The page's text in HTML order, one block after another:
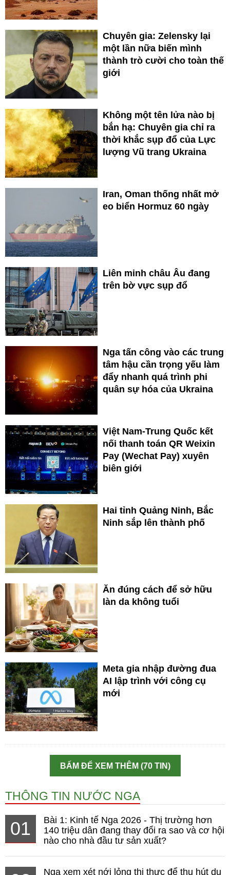
Chuyên gia: Zelensky lại
một lần nữa biến mình
thành trò cười cho toàn thế
giới
Không một tên lửa nào bị
bắn hạ: Chuyên gia chỉ ra
thời khắc sụp đổ của Lực
lượng Vũ trang Ukraina
Iran, Oman thống nhất mở
eo biển Hormuz 60 ngày
Liên minh châu Âu đang
trên bờ vực sụp đổ
Nga tấn công vào các trung
tâm hậu cần trọng yếu làm
đẩy nhanh quá trình phi
quân sự hóa của Ukraina
Việt Nam-Trung Quốc kết
nối thanh toán QR Weixin
Pay (Wechat Pay) xuyên
biên giới
Hai tỉnh Quảng Ninh, Bắc
Ninh sắp lên thành phố
Ăn đúng cách để sở hữu
làn da không tuổi
Meta gia nhập đường đua
AI lập trình với công cụ
mới
BẤM ĐỂ XEM THÊM (70 TIN)
THÔNG TIN NƯỚC NGA
01
Bài 1: Kinh tế Nga 2026 - Thị trường hơn
140 triệu dân đang thay đổi ra sao và cơ hội
nào cho nhà đầu tư sản xuất?
Nga xem xét nới lỏng thị thực để thu hút du